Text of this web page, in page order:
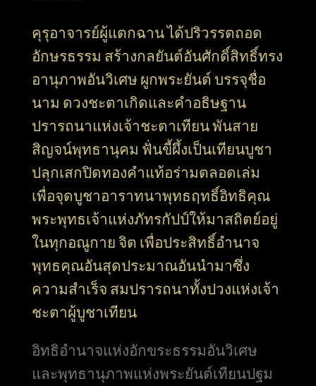
คุรุอาจารย์ผู้แตกฉาน ได้ปริวรรตถอด
อักษรธรรม สร้างกลยันต์อันศักดิ์สิทธิ์ทรง
อานุภาพอันวิเศษ ผูกพระยันต์ บรรจุชื่อ
นาม ดวงชะตาเกิดและคำอธิษฐาน
ปรารถนาแห่งเจ้าชะตาเทียน พันสาย
สิญจน์พุทธานุคม ฟั่นขี้ผึ้งเป็นเทียนบูชา
ปลุกเสกปิดทองคำแท้อร่ามตลอดเล่ม
เพื่อจุดบูชาอาราทนาพุทธฤทธิ์อิทธิคุณ
พระพุทธเจ้าแห่งภัทรกัปป์ให้มาสถิตย์อยู่
ในทุกอณูกาย จิต เพื่อประสิทธิ์อำนาจ
พุทธคุณอันสุดประมาณอันนำมาซึ่ง
ความสำเร็จ สมปรารถนาทั้งปวงแห่งเจ้า
ชะตาผู้บูชาเทียน
อิทธิอำนาจแห่งอักขระธรรมอันวิเศษ
และพุทธานุภาพแห่งพระยันต์เทียนปฐม